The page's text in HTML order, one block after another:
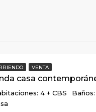
VENTA
4 + CBS Baños: